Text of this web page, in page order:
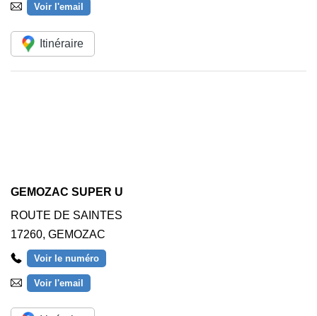
Voir l'email
Itinéraire
GEMOZAC SUPER U
ROUTE DE SAINTES
17260, GEMOZAC
Voir le numéro
Voir l'email